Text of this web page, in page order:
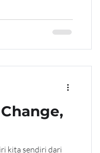
kita sendiri dari